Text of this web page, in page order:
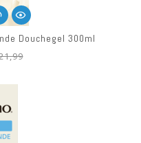
Douchegel 300ml